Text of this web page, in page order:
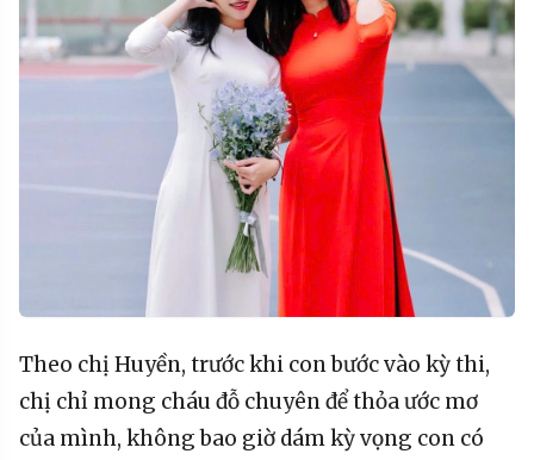
Theo chị Huyền, trước khi con bước vào kỳ thi,
chị chỉ mong cháu đỗ chuyên để thỏa ước mơ
của mình, không bao giờ dám kỳ vọng con có